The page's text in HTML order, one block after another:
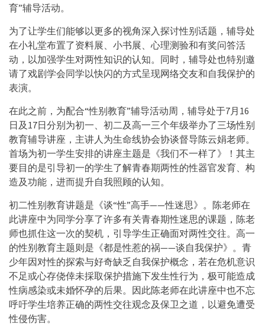
育”辅导活动。
为了让学生们能够以更多的视角深入探讨性别话题，辅导处
在小礼堂布置了资料展、小书展、心理测验和有奖问答活
动，以加强学生对两性知识的认知。同时，辅导处也特别邀
请了戏剧学会同学以快闪的方式呈现网络交友和自我保护的
表演。
在此之前，为配合“性别教育”辅导活动周，辅导处于7月16
日及17日分别为初一、初二及高一三个年级举办了三场性别
教育辅导讲座，主讲人为生命线协会协谈督导陈云娟老师。
首场为初一学生安排的讲座主题是《我们不一样了》！其主
要目的是引导初一的学生了解青春期两性的性器官发育、构
造及功能，进而提升自我照顾的认知。
初二性别教育讲题是《谈“性”高手——性迷思》。陈老师在
此讲座中为同学分享了许多有关青春期性迷思的课题，陈老
师也抓住这一次的契机，引导学生正确面对两性交往。高一
的性别教育主题则是《都是性惹的祸——谈自我保护》。青
少年因对性的探索与好奇缺乏自我保护概念，若在危机意识
不足或心存侥倖未採取保护措施下发生性行为，极可能造成
性病感染或未婚怀孕的后果。因此陈老师在此讲座中也不忘
呼吁学生培养正确的两性交往观念及保卫之道，以避免遭受
性侵伤害。